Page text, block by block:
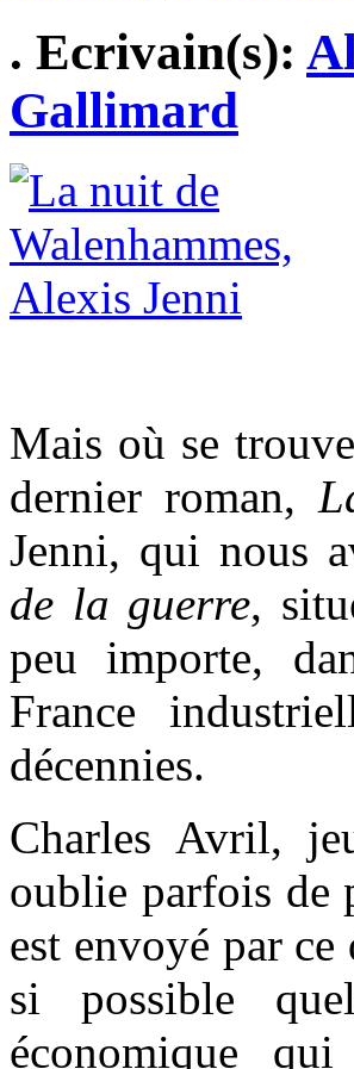
. Ecrivain(s):
Gallimard
Mais où se
dernier roman,
Jenni, qui nous
de la guerre,
peu importe,
France
décennies.
Charles Avril,
oublie parfois de
est envoyé par
si possible
économique